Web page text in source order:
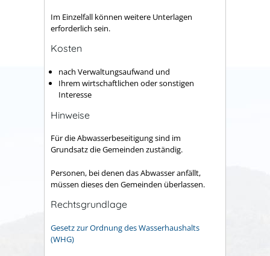
Im Einzelfall können weitere Unterlagen
erforderlich sein.
Kosten
nach Verwaltungsaufwand und
Ihrem wirtschaftlichen oder sonstigen
Interesse
Hinweise
Für die Abwasserbeseitigung sind im
Grundsatz die Gemeinden zuständig.
Personen, bei denen das Abwasser anfällt,
müssen dieses den Gemeinden überlassen.
Rechtsgrundlage
Gesetz zur Ordnung des Wasserhaushalts
(WHG)